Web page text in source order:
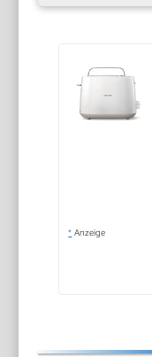
* Anzeige